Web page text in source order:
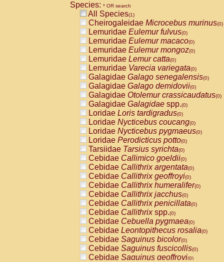
Species: * OR search
All Species(1)
Cheirogaleidae Microcebus murinus(0)
Lemuridae Eulemur fulvus(0)
Lemuridae Eulemur macaco(0)
Lemuridae Eulemur mongoz(0)
Lemuridae Lemur catta(0)
Lemuridae Varecia variegata(0)
Galagidae Galago senegalensis(0)
Galagidae Galago demidovii(0)
Galagidae Otolemur crassicaudatus(0)
Galagidae Galagidae spp.(0)
Loridae Loris tardigradus(0)
Loridae Nycticebus coucang(0)
Loridae Nycticebus pygmaeus(0)
Loridae Perodicticus potto(0)
Tarsiidae Tarsius syrichta(0)
Cebidae Callimico goeldii(0)
Cebidae Callithrix argentata(0)
Cebidae Callithrix geoffroyi(0)
Cebidae Callithrix humeralifer(0)
Cebidae Callithrix jacchus(0)
Cebidae Callithrix penicillata(0)
Cebidae Callithrixspp.(0)
Cebidae Cebuella pygmaea(0)
Cebidae Leontopithecus rosalia(0)
Cebidae Saguinus bicolor(0)
Cebidae Saguinus fuscicollis(0)
Cebidae Saguinus geoffroyi(0)